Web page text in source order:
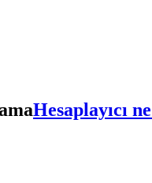
Hesaplayıcı